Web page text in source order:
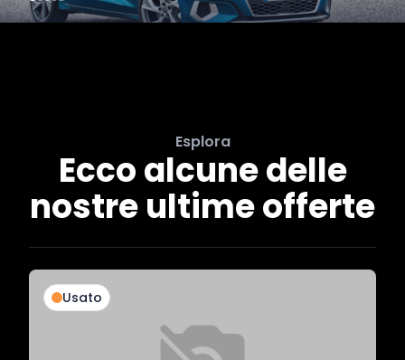
Esplora
Ecco alcune delle
nostre ultime offerte
Usato